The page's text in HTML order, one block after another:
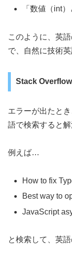
「数値（int
このように、英
で、自然に技術
Stack
エラーが出たと
語で検索すると
例えば…
How to fix
Best way to
JavaScript
と検索して、英